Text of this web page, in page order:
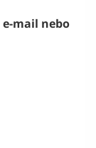
e-mail nebo